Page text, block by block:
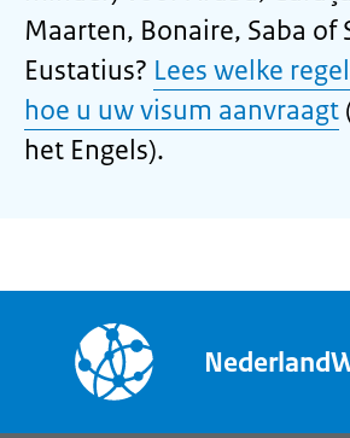
Maarten, Bonaire, Saba of
Eustatius? Lees welke
hoe u uw visum aanvraagt
het Engels).